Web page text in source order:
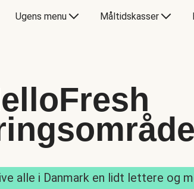
Ugens menu Måltidskasser
alle i Danmark en lidt lettere og